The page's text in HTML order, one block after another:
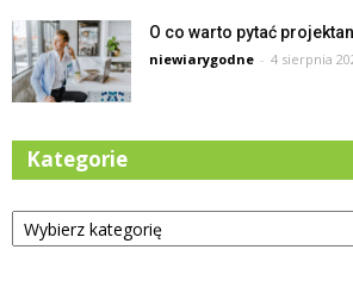
O co warto pytać
niewiarygodne - 4 sierpnia
Kategorie
Kategorie